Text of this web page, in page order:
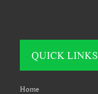
QUICK LINKS
Home